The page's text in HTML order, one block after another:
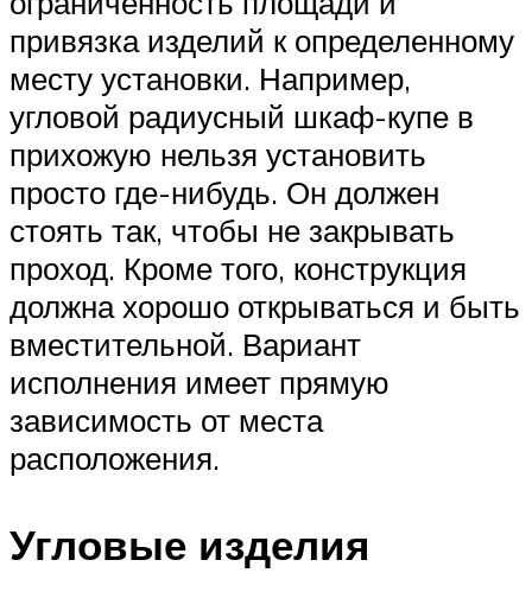
привязка изделий к определенному
месту установки. Например,
угловой радиусный шкаф-купе в
прихожую нельзя установить
просто где-нибудь. Он должен
стоять так, чтобы не закрывать
проход. Кроме того, конструкция
должна хорошо открываться и быть
вместительной. Вариант
исполнения имеет прямую
зависимость от места
расположения.
Угловые изделия